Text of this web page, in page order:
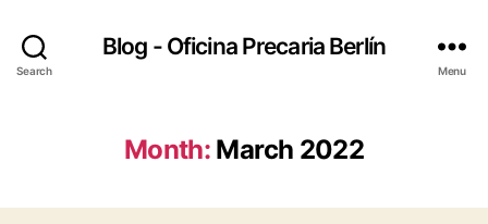
Search
Blog - Oficina Precaria Berlín
Menu
Month: March 2022